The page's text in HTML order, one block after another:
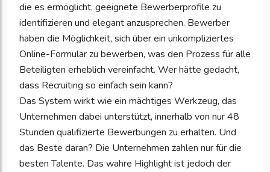
die es ermöglicht, geeignete Bewerberprofile zu
identifizieren und elegant anzusprechen. Bewerber
haben die Möglichkeit, sich über ein unkompliziertes
Online-Formular zu bewerben, was den Prozess für alle
Beteiligten erheblich vereinfacht. Wer hätte gedacht,
dass Recruiting so einfach sein kann?
Das System wirkt wie ein mächtiges Werkzeug, das
Unternehmen dabei unterstützt, innerhalb von nur 48
Stunden qualifizierte Bewerbungen zu erhalten. Und
das Beste daran? Die Unternehmen zahlen nur für die
besten Talente. Das wahre Highlight ist jedoch der